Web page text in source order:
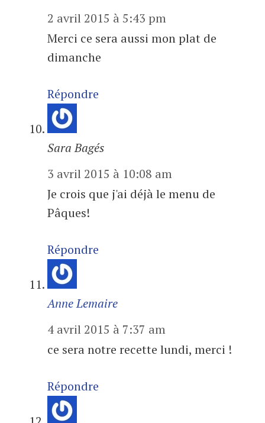
2 avril 2015 à 5:43 pm
Merci ce sera aussi mon plat de
dimanche
Répondre
Sara Bagés
3 avril 2015 à 10:08 am
Je crois que j'ai déjà le menu de
Pâques!
Répondre
Anne Lemaire
4 avril 2015 à 7:37 am
ce sera notre recette lundi, merci !
Répondre